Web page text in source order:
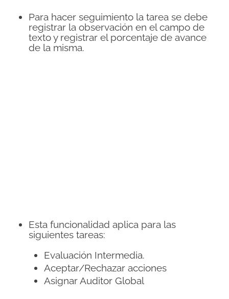
Para hacer seguimiento la tarea se debe
registrar la observación en el campo de
texto y registrar el porcentaje de avance
de la misma.
Esta funcionalidad aplica para las
siguientes tareas:
Evaluación Intermedia.
Aceptar/Rechazar acciones
Asignar Auditor Global